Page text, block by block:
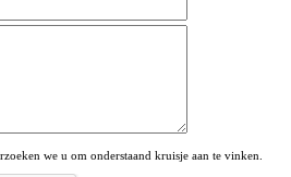
we u om onderstaand kruisje aan te vinken.